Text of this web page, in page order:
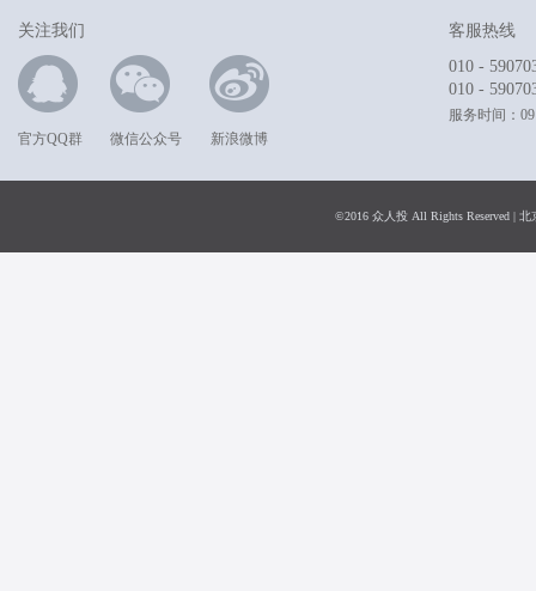
关注我们
官方QQ群 微信公众号 新浪微博
客服热线
010 -
010 -
服务时间：
©2016 众人投 All Rights Reserved |